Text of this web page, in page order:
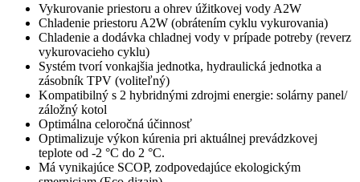
Vykurovanie priestoru a ohrev úžitkovej vody A2W
Chladenie priestoru A2W (obrátením cyklu vykurovania)
Chladenie a dodávka chladnej vody v prípade potreby (reverz
vykurovacieho cyklu)
Systém tvorí vonkajšia jednotka, hydraulická jednotka a
zásobník TPV (voliteľný)
Kompatibilný s 2 hybridnými zdrojmi energie: solárny panel/
záložný kotol
Optimálna celoročná účinnosť
Optimalizuje výkon kúrenia pri aktuálnej prevádzkovej
teplote od -2 °C do 2 °C.
Má vynikajúce SCOP, zodpovedajúce ekologickým